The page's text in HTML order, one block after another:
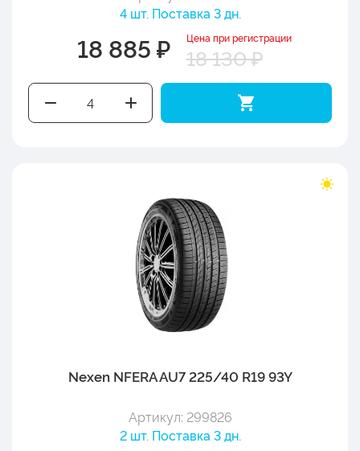
4 шт. Поставка 3 дн.
18 885 ₽ Цена при регистрации
18 130 ₽
Nexen NFERA AU7 225/40 R19 93Y
Артикул: 299826
2 шт. Поставка 3 дн.